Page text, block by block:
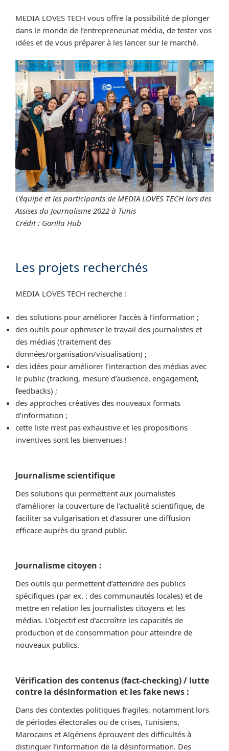
MEDIA LOVES TECH vous offre la possibilité de plonger
dans le monde de l’entrepreneuriat média, de tester vos
idées et de vous préparer à les lancer sur le marché.
L’équipe et les participants de MEDIA LOVES TECH lors des
Assises du Journalisme 2022 à Tunis
Crédit : Gorilla Hub
Les projets recherchés
MEDIA LOVES TECH recherche :
des solutions pour améliorer l’accès à l’information ;
des outils pour optimiser le travail des journalistes et
des médias (traitement des
données/organisation/visualisation) ;
des idées pour améliorer l’interaction des médias avec
le public (tracking, mesure d’audience, engagement,
feedbacks) ;
des approches créatives des nouveaux formats
d’information ;
cette liste n’est pas exhaustive et les propositions
inventives sont les bienvenues !
Journalisme scientifique
Des solutions qui permettent aux journalistes
d’améliorer la couverture de l’actualité scientifique, de
faciliter sa vulgarisation et d’assurer une diffusion
efficace auprès du grand public.
Journalisme citoyen :
Des outils qui permettent d’atteindre des publics
spécifiques (par ex. : des communautés locales) et de
mettre en relation les journalistes citoyens et les
médias. L’objectif est d’accroître les capacités de
production et de consommation pour atteindre de
nouveaux publics.
Vérification des contenus (fact-checking) / lutte
contre la désinformation et les fake news :
Dans des contextes politiques fragiles, notamment lors
de périodes électorales ou de crises, Tunisiens,
Marocains et Algériens éprouvent des difficultés à
distinguer l’information de la désinformation. Des